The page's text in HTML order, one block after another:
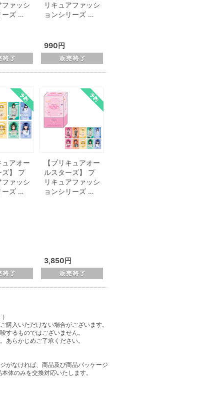
ファッシ
ーズ …
リキュアファッシ
ョンシリーズ …
990円
ュアオー
ズ】 プ
ファッシ
ーズ …
【プリキュアオー
ルスターズ】 プ
リキュアファッシ
ョンシリーズ …
3,850円
入いただけない場合がございます。
するものではございません。
あらかじめご了承ください。
がなければ、商品及び商品パッケージ
体のみを交換対応いたします。